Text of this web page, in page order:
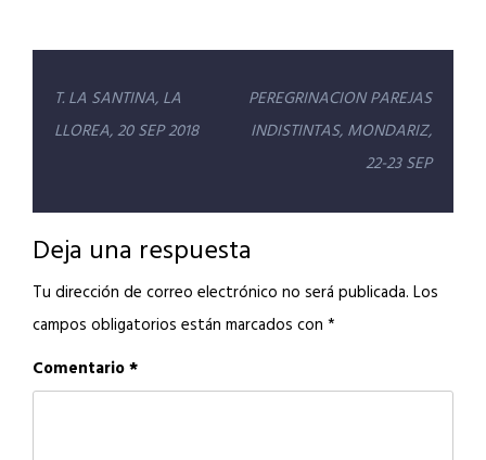
Navegación
de
T. LA SANTINA, LA
LLOREA, 20 SEP 2018
PEREGRINACION PAREJAS
INDISTINTAS, MONDARIZ,
22-23 SEP
Deja una respuesta
Tu dirección de correo electrónico no será publicada. Los
campos obligatorios están marcados con *
Comentario*